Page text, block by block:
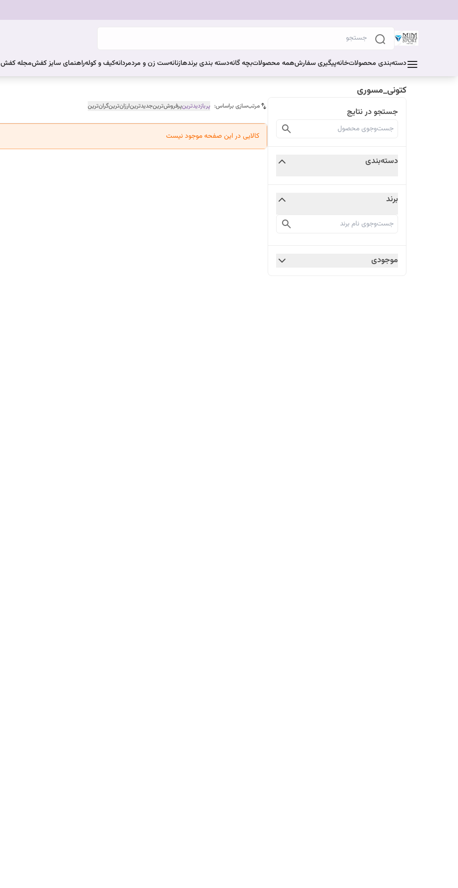
دسته‌بندی محصولاتخانهپیگیری سفارشهمه محصولاتبچه گانهدسته بندی برندهازنانهست زن و مردمردانهکیف و کولهراهنمای سایز کفشمجله کفش
کتونی_مسوری
جستجو در نتایج
دسته‌بندی
برند
موجودی
مرتب‌سازی براساس: پربازدیدترینپرفروش‌ترینجدیدترینارزان‌ترینگران‌ترین
کالایی در این صفحه موجود نیست